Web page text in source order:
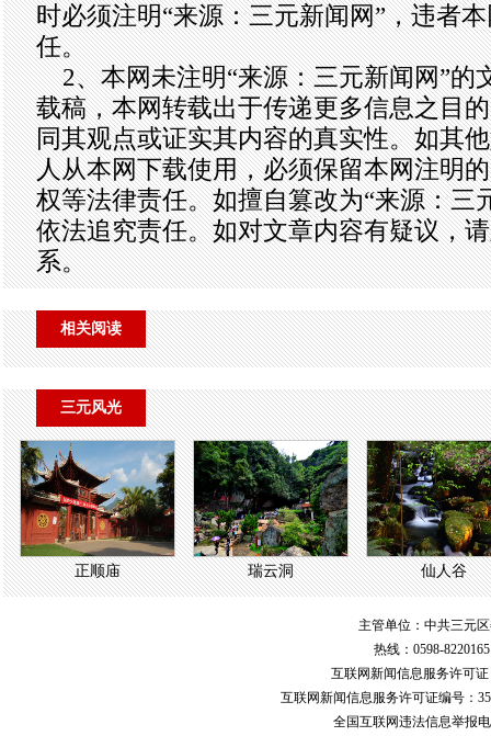
时必须注明“来源：三元新闻网”，违者
任。
2、本网未注明“来源：三元新闻网”的
载稿，本网转载出于传递更多信息之目
同其观点或证实其内容的真实性。如其
人从本网下载使用，必须保留本网注明
权等法律责任。如擅自篡改为“来源：三
依法追究责任。如对文章内容有疑议，
系。
相关阅读
三元风光
正顺庙 瑞云洞 仙人谷
主管单位：中共三元
热线：0598-
互联网新闻信息服务许可证
互联网新闻信息服务许可证编号：
全国互联网违法信息举报